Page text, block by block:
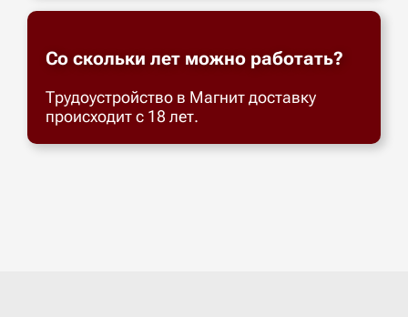
Со скольки лет можно работать?
Трудоустройство в Магнит доставку
происходит с 18 лет.